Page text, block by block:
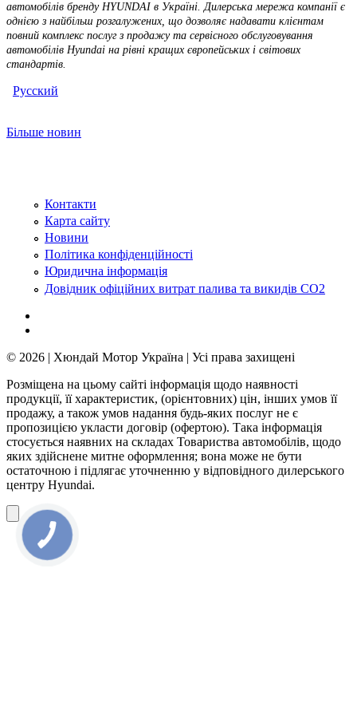
автомобілів бренду HYUNDAI в Україні. Дилерська мережа компанії є
однією з найбільш розгалужених, що дозволяє надавати клієнтам
повний комплекс послуг з продажу та сервісного обслуговування
автомобілів Hyundai на рівні кращих європейських і світових
стандартів.
Русский
Більше новин
Контакти
Карта сайту
Новини
Політика конфіденційності
Юридична інформація
Довідник офіційних витрат палива та викидів СО2
© 2026 | Хюндай Мотор Україна | Усі права захищені
Розміщена на цьому сайті інформація щодо наявності
продукції, її характеристик, (орієнтовних) цін, інших умов її
продажу, а також умов надання будь-яких послуг не є
пропозицією укласти договір (офертою). Така інформація
стосується наявних на складах Товариства автомобілів, щодо
яких здійснене митне оформлення; вона може не бути
остаточною і підлягає уточненню у відповідного дилерського
центру Hyundai.